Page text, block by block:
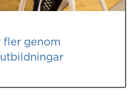
fler genom